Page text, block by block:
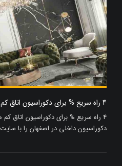
4 راه سریع % برای دکوراسیون اتاق کم هزینه که باید بکار بگیرید؟
4 راه سریع % برای دکوراسیون اتاق کم
دکوراسیون داخلی در اصفهان را با